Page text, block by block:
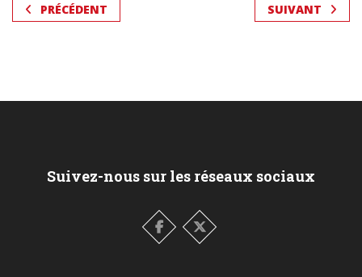
PRÉCÉDENT SUIVANT
Suivez-nous sur les réseaux sociaux